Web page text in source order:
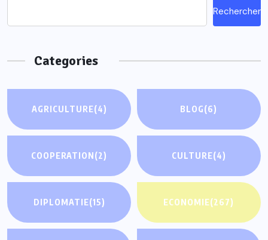
Rechercher
Categories
AGRICULTURE(4) BLOG(6)
COOPERATION(2) CULTURE(4)
DIPLOMATIE(15) ECONOMIE(267)